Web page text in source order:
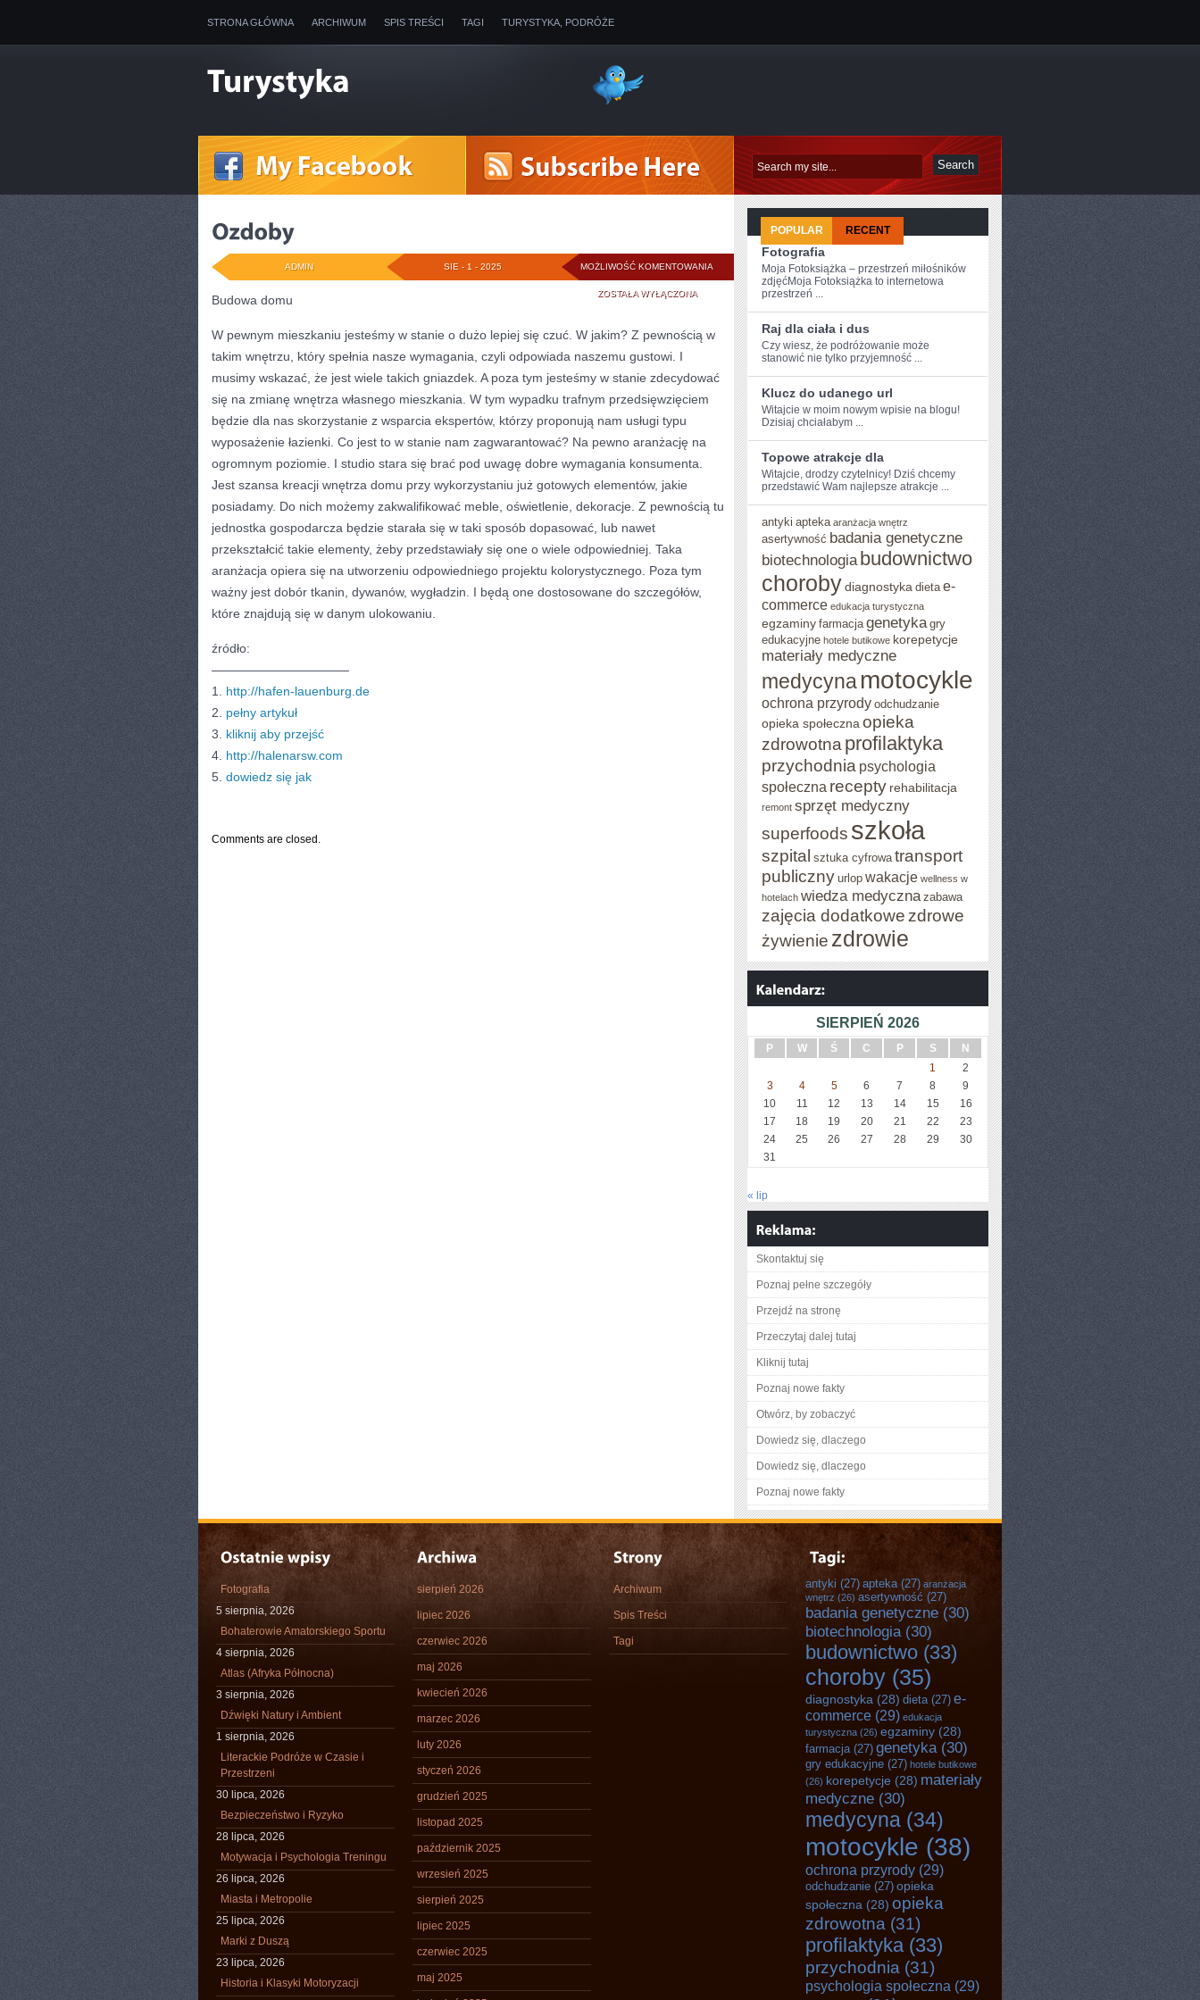
STRONA GŁÓWNA ARCHIWUM SPIS TREŚCI TAGI TURYSTYKA, PODRÓŻE
MOŻLIWOŚĆ KOMENTOWANIA OZDOBY
ZOSTAŁA WYŁĄCZONA
SIE - 1 - 2025
ADMIN
Budowa domu
W pewnym mieszkaniu jesteśmy w stanie o dużo lepiej się czuć. W jakim? Z pewnością w
takim wnętrzu, który spełnia nasze wymagania, czyli odpowiada naszemu gustowi. I
musimy wskazać, że jest wiele takich gniazdek. A poza tym jesteśmy w stanie zdecydować
się na zmianę wnętrza własnego mieszkania. W tym wypadku trafnym przedsięwzięciem
będzie dla nas skorzystanie z wsparcia ekspertów, którzy proponują nam usługi typu
wyposażenie łazienki. Co jest to w stanie nam zagwarantować? Na pewno aranżację na
ogromnym poziomie. I studio stara się brać pod uwagę dobre wymagania konsumenta.
Jest szansa kreacji wnętrza domu przy wykorzystaniu już gotowych elementów, jakie
posiadamy. Do nich możemy zakwalifikować meble, oświetlenie, dekoracje. Z pewnością tu
jednostka gospodarcza będzie starała się w taki sposób dopasować, lub nawet
przekształcić takie elementy, żeby przedstawiały się one o wiele odpowiedniej. Taka
aranżacja opiera się na utworzeniu odpowiedniego projektu kolorystycznego. Poza tym
ważny jest dobór tkanin, dywanów, wygładzin. I będą one dostosowane do szczegółów,
które znajdują się w danym ulokowaniu.
źródło:
———————————
1. http://hafen-lauenburg.de
2. pełny artykuł
3. kliknij aby przejść
4. http://halenarsw.com
5. dowiedz się jak
Comments are closed.
POPULAR RECENT
Fotografia
Moja Fotoksiążka – przestrzeń miłośników
zdjęćMoja Fotoksiążka to internetowa
przestrzeń ...
Raj dla ciała i dus
Czy wiesz, że podróżowanie może
stanowić nie tylko przyjemność ...
Klucz do udanego url
Witajcie w moim nowym wpisie na​ blogu! ​
Dzisiaj chciałabym ...
Topowe atrakcje dla
Witajcie, drodzy czytelnicy!​ Dziś chcemy
przedstawić Wam najlepsze atrakcje ...
antyki apteka aranżacja wnętrz
asertywność badania genetyczne
biotechnologia budownictwo
chorobydiagnostyka dieta e-
commerce edukacja turystyczna
egzaminy farmacja genetyka gry
edukacyjne hotele butikowe korepetycje
materiały medyczne
medycynamotocykle
ochrona przyrody odchudzanie
opieka społeczna opieka
zdrowotna profilaktyka
przychodnia psychologia
społeczna recepty rehabilitacja
remont sprzęt medyczny
superfoods szkoła
szpital sztuka cyfrowa transport
publiczny urlop wakacje wellness w
hotelach wiedza medyczna zabawa
zajęcia dodatkowe zdrowe
żywienie zdrowie
SIERPIEŃ 2026
P W Ś C P S
N
1
2
3
4 5 6 7 8
9
10
11 12 13 14 15
16
17
18 19 20 21 22
23
24
25 26 27 28 29
30
31
« lip
Skontaktuj się
Poznaj pełne szczegóły
Przejdź na stronę
Przeczytaj dalej tutaj
Kliknij tutaj
Poznaj nowe fakty
Otwórz, by zobaczyć
Dowiedz się, dlaczego
Dowiedz się, dlaczego
Poznaj nowe fakty
Fotografia
5 sierpnia, 2026
Bohaterowie Amatorskiego Sportu
4 sierpnia, 2026
Atlas (Afryka Północna)
3 sierpnia, 2026
Dźwięki Natury i Ambient
1 sierpnia, 2026
Literackie Podróże w Czasie i
Przestrzeni
30 lipca, 2026
Bezpieczeństwo i Ryzyko
28 lipca, 2026
Motywacja i Psychologia Treningu
26 lipca, 2026
Miasta i Metropolie
25 lipca, 2026
Marki z Duszą
23 lipca, 2026
Historia i Klasyki Motoryzacji
sierpień 2026
lipiec 2026
czerwiec 2026
maj 2026
kwiecień 2026
marzec 2026
luty 2026
styczeń 2026
grudzień 2025
listopad 2025
październik 2025
wrzesień 2025
sierpień 2025
lipiec 2025
czerwiec 2025
maj 2025
Archiwum
Spis Treści
Tagi
antyki (27) apteka(27) aranżacja
wnętrz (26) asertywność (27)
badania genetyczne (30)
biotechnologia(30)
budownictwo (33)
choroby (35)
diagnostyka (28) dieta(27) e-
commerce (29) edukacja
turystyczna (26) egzaminy (28)
farmacja(27) genetyka(30)
gry edukacyjne (27) hotele butikowe
(26) korepetycje (28) materiały
medyczne (30)
medycyna (34)
motocykle (38)
ochrona przyrody (29)
odchudzanie (27) opieka
społeczna (28) opieka
zdrowotna (31)
profilaktyka(33)
przychodnia (31)
psychologia społeczna (29)